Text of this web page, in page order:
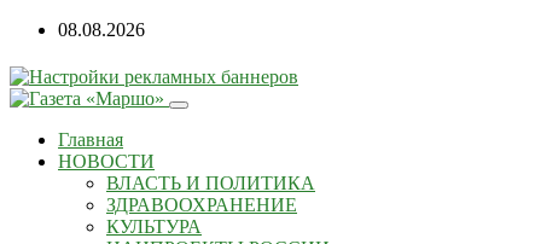
Перейти
содержанию
08.08.2026
Главная
НОВОСТИ
ВЛАСТЬ И ПОЛИТИКА
ЗДРАВООХРАНЕНИЕ
КУЛЬТУРА